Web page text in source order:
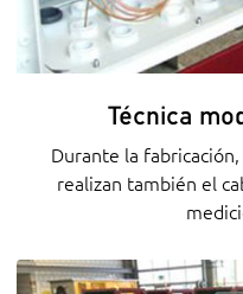
Técnica
Durante la
realizan también el